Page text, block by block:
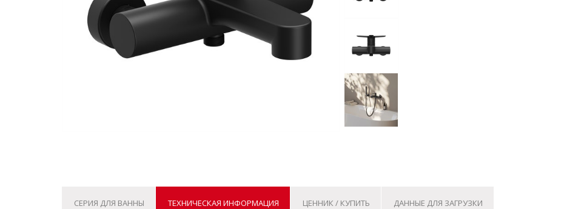
СЕРИЯ ДЛЯ ВАННЫ ТЕХНИЧЕСКАЯ ИНФОРМАЦИЯ ЦЕННИК / КУПИТЬ ДАННЫЕ ДЛЯ ЗАГРУЗКИ